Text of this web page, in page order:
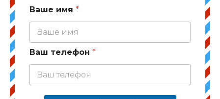
Ваше имя *
Ваш телефон *